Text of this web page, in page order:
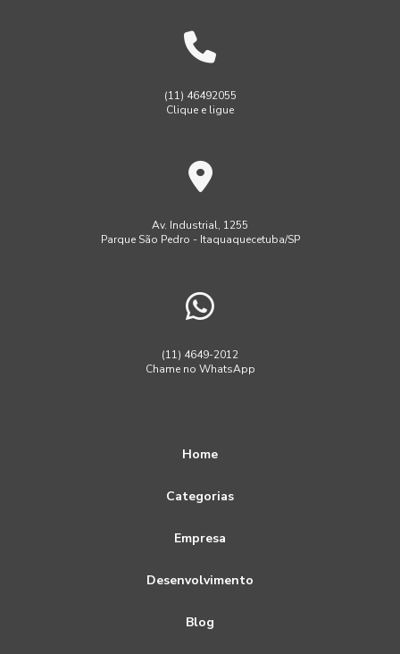
(11) 46492055
Clique e ligue
Av. Industrial, 1255
Parque São Pedro - Itaquaquecetuba/SP
(11) 4649-2012
Chame no WhatsApp
Home
Categorias
Empresa
Desenvolvimento
Blog